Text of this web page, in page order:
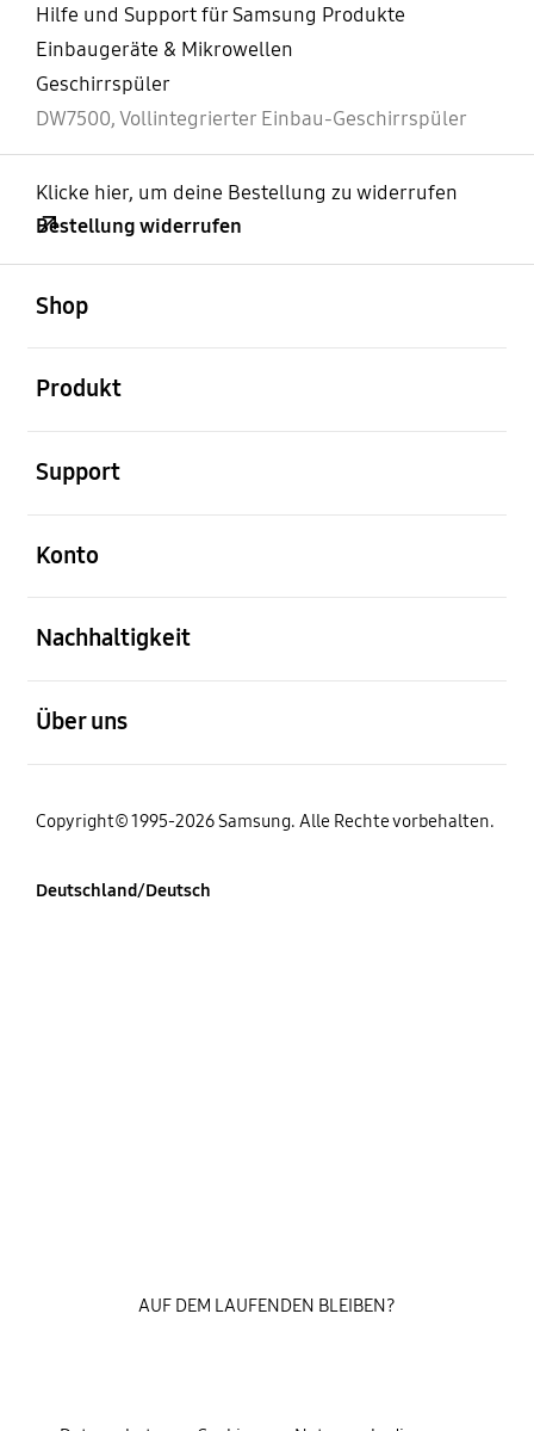
Hilfe und Support für Samsung Produkte
Einbaugeräte & Mikrowellen
Geschirrspüler
DW7500, Vollintegrierter Einbau-Geschirrspüler
Klicke hier, um deine Bestellung zu widerrufen
Bestellung widerrufen
Shop
Produkt
Support
Konto
Nachhaltigkeit
Über uns
Copyright© 1995-2026 Samsung. Alle Rechte vorbehalten.
Deutschland/Deutsch
AUF DEM LAUFENDEN BLEIBEN?